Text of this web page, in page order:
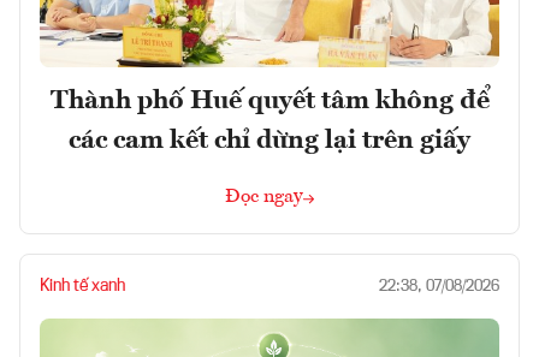
Thành phố Huế quyết tâm không để
các cam kết chỉ dừng lại trên giấy
Đọc ngay
Kinh tế xanh 22:38, 07/08/2026